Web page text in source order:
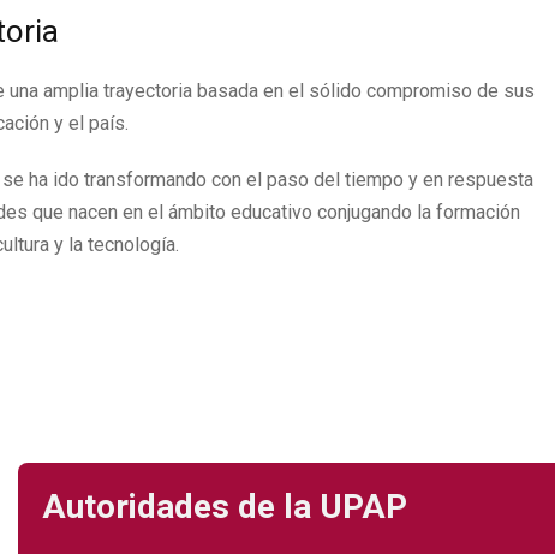
una amplia trayectoria basada en el sólido compromiso de sus
y el país.
ha ido transformando con el paso del tiempo y en respuesta
que nacen en el ámbito educativo conjugando la formación
y la tecnología.
Autoridades de la UPAP